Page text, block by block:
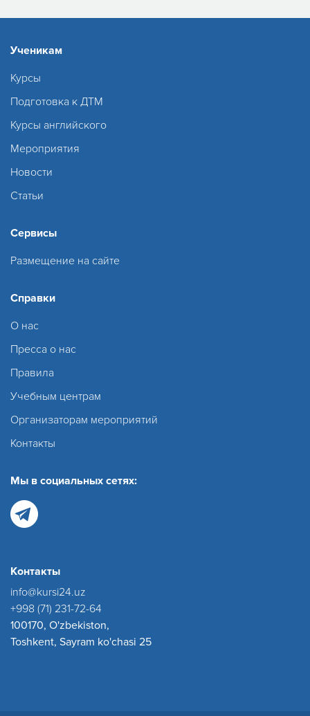
Ученикам
Курсы
Подготовка к ДТМ
Курсы английского
Мероприятия
Новости
Статьи
Сервисы
Размещение на сайте
Справки
О нас
Пресса о нас
Правила
Учебным центрам
Организаторам мероприятий
Контакты
Мы в социальных сетях:
Контакты
info@kursi24.uz
+998 (71) 231-72-64
100170, O'zbekiston,
Toshkent, Sayram ko'chasi 25